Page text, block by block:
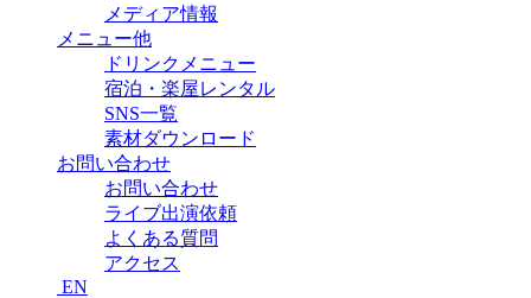
メディア情報
メニュー他
ドリンクメニュー
宿泊・楽屋レンタル
SNS一覧
素材ダウンロード
お問い合わせ
お問い合わせ
ライブ出演依頼
よくある質問
アクセス
EN